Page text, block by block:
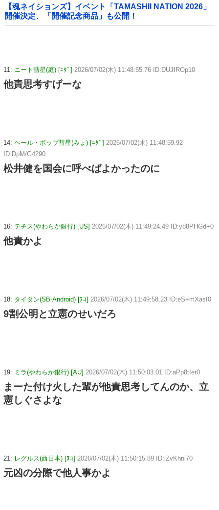
【魂ネイションズ】イベント「TAMASHII NATION 2026」
開催決定、「開催記念商品」も公開！
11: ニート彗星(庭) [ﾆﾀﾞ] 2026/07/02(木) 11:48:55.76 ID:DUJfROp10
他責思考すげーな
14: ヘール・ボップ彗星(みょ) [ﾆﾀﾞ] 2026/07/02(木) 11:48:59.92
ID:DpM/G4290
松井健を国会に呼べばよかったのに
16: テチス(やわらか銀行) [US] 2026/07/02(木) 11:49:24.49 ID:y88PHGd+0
他責かよ
18: タイタン(SB-Android) [ﾇｺ] 2026/07/02(木) 11:49:58.23 ID:eS+mXasI0
9割公明と立憲のせいだろ
19: ミラ(やわらか銀行) [AU] 2026/07/02(木) 11:50:03.01 ID:aPp8tIer0
まーた付け火した輩が他責思考してんのか、立
憲しぐさよな
21: レグルス(西日本) [ﾇｺ] 2026/07/02(木) 11:50:15.89 ID:lZvKhni70
元凶の分際で他人事かよ